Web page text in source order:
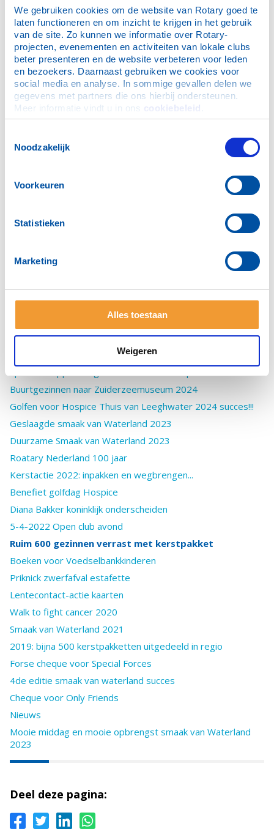
We gebruiken cookies om de website van Rotary goed te
laten functioneren en om inzicht te krijgen in het gebruik
van de site. Zo kunnen we informatie over Rotary-
projecten, evenementen en activiteiten van lokale clubs
beter presenteren en de website verbeteren voor leden
en bezoekers. Daarnaast gebruiken we cookies voor
social media en analyse. In sommige gevallen delen we
gegevens met partners die ons hierbij ondersteunen.
Meer informatie vindt u in ons cookiebeleid
Noodzakelijk
Voorkeuren
Statistieken
Marketing
Alles toestaan
Weigeren
pakketten in de hele regio aan huis. Nathalie: "En dan
krijg je echt de meest mooie, warme reacties. Mensen
zijn ontroerd, verbaasd en heel dankbaar. Dit is echt zo
mooi om te doen!"
Met dank aan de vele sponsoren,
waaronder Autobedrijf Ron Plomp, Business Square
Purmerend, Coöperatiefonds Rabobank, Waterland en
Omstreken, Electro 2000 installatietechniek,
Edam/Volendam, MS de Jordaan, Poel Bloembollen BV,
Maatschappelijke Ondersteuning Zaanstreek-
Waterfietsen voor jeugd Purmerend
Veel geld voor goede doelen opgehaald in 2025
Smaak van Waterland 2025: Groot Succes
Smaak van Waterland 2025
Santa walk en run 2024 in stadje
Buurtgezinnen naar Zuiderzeemuseum 2024
Golfen voor Hospice Thuis van Leeghwater 2024 succes!!!
Geslaagde smaak van Waterland 2023
Duurzame Smaak van Waterland 2023
Roatary Nederland 100 jaar
Kerstactie 2022: inpakken en wegbrengen...
Benefiet golfdag Hospice
Diana Bakker koninklijk onderscheiden
5-4-2022 Open club avond
Ruim 600 gezinnen verrast met kerstpakket
Boeken voor Voedselbankkinderen
Priknick zwerfafval estafette
Lentecontact-actie kaarten
Walk to fight cancer 2020
Smaak van Waterland 2021
2019: bijna 500 kerstpakketten uitgedeeld in regio
Forse cheque voor Special Forces
4de editie smaak van waterland succes
Cheque voor Only Friends
Nieuws
Mooie middag en mooie opbrengst smaak van Waterland
2023
Deel deze pagina: